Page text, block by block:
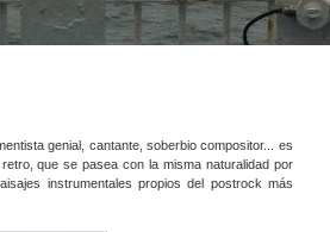
genial, cantante, soberbio compositor... es
que se pasea con la misma naturalidad por
instrumentales propios del postrock más